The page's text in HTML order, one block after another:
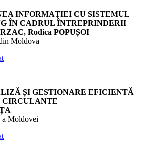
INFORMAȚIEI CU SISTEMUL
ÎN CADRUL ÎNTREPRINDERII
Rodica POPUȘOI
Moldova
ȘI GESTIONARE EFICIENTĂ
CIRCULANTE
a Moldovei